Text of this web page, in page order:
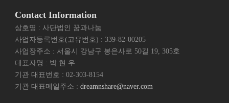
Contact Information
상호명 : 사단법인 꿈과나눔
사업자등록번호(고유번호) : 339-82-00205
사업장주소 : 서울시 강남구 봉은사로 50길 19, 305호
대표자명 : 박 현 우
기관 대표번호 : 02-303-8154
기관 대표메일주소 : dreamnshare@naver.com